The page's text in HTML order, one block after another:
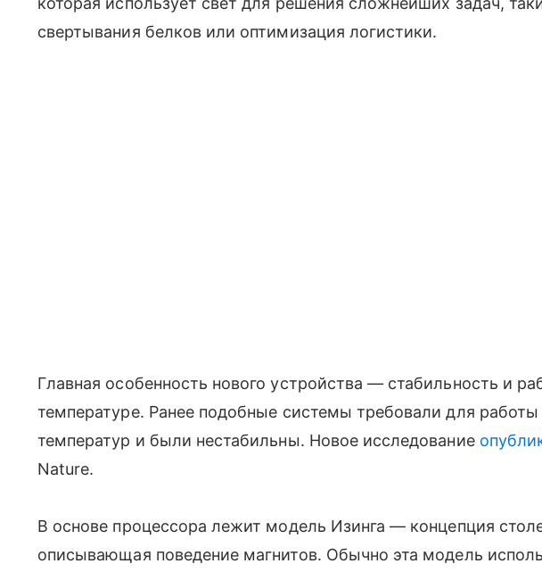
свертывания белков или оптимизация логистики.
Главная особенность нового устройства — стабильность и
температуре. Ранее подобные системы требовали для работы
температур и были нестабильны. Новое исследование
Nature.
В основе процессора лежит модель Изинга — концепция
описывающая поведение магнитов. Обычно эта модель